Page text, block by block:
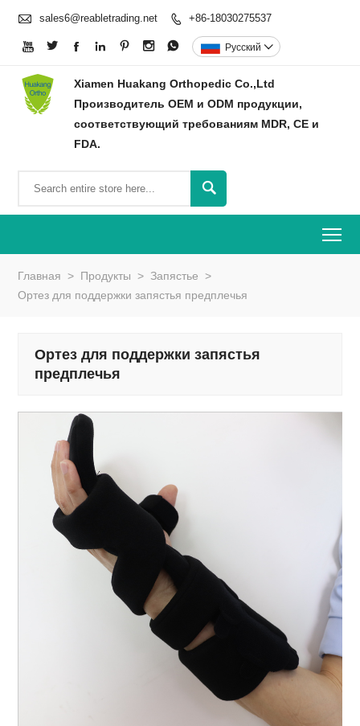
 sales6@reabletrading.net  +86-18030275537
       Pусский 
Xiamen Huakang Orthopedic Co.,Ltd
Производитель OEM и ODM продукции,
соответствующий требованиям MDR, CE и
FDA.

Главная > Продукты > Запястье >
Ортез для поддержки запястья предплечья
Ортез для поддержки запястья
предплечья